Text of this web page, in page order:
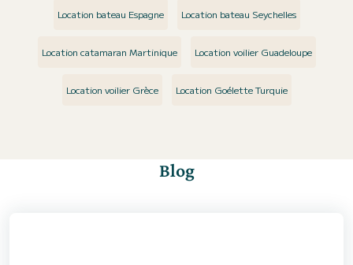
Location bateau Espagne Location bateau Seychelles
Location catamaran Martinique Location voilier Guadeloupe
Location voilier Grèce Location Goélette Turquie
Blog